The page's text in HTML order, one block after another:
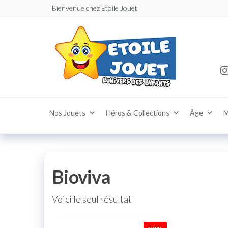
Bienvenue chez Etoile Jouet
:
puériculture
enfants
partout au
Nos Jouets Héros & Collections Âge
‎‎Bioviva
Voici le seul résultat